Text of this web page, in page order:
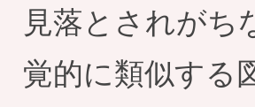
見落とされがち
覚的に類似する